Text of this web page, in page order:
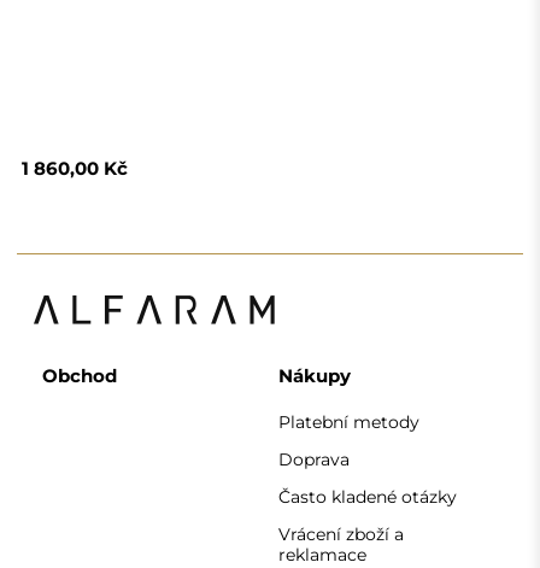
1 860,00 Kč
Obchod Nákupy
Platební metody
Doprava
Často kladené otázky
Vrácení zboží a
reklamace